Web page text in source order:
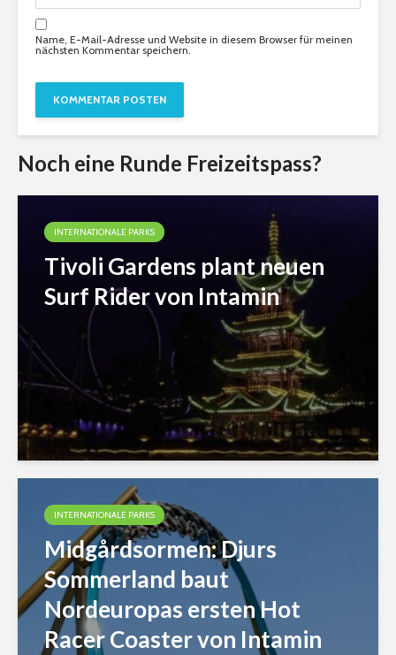
Name, E-Mail-Adresse und Website in diesem Browser für meinen
nächsten Kommentar speichern.
Noch eine Runde Freizeitspass?
INTERNATIONALE PARKS
Tivoli Gardens plant neuen
Surf Rider von Intamin
INTERNATIONALE PARKS
Midgårdsormen: Djurs
Sommerland baut
Nordeuropas ersten Hot
Racer Coaster von Intamin